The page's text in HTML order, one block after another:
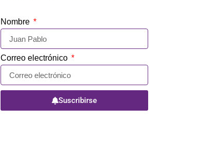
Nombre
Correo electrónico
Suscribirse